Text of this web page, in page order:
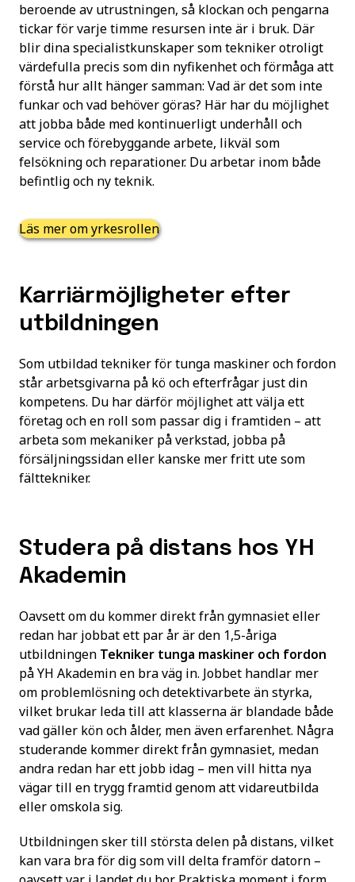
beroende av utrustningen, så klockan och pengarna
tickar för varje timme resursen inte är i bruk. Där
blir dina specialistkunskaper som tekniker otroligt
värdefulla precis som din nyfikenhet och förmåga att
förstå hur allt hänger samman: Vad är det som inte
funkar och vad behöver göras? Här har du möjlighet
att jobba både med kontinuerligt underhåll och
service och förebyggande arbete, likväl som
felsökning och reparationer. Du arbetar inom både
befintlig och ny teknik.
Läs mer om yrkesrollen
Karriärmöjligheter efter
utbildningen
Som utbildad tekniker för tunga maskiner och fordon
står arbetsgivarna på kö och efterfrågar just din
kompetens. Du har därför möjlighet att välja ett
företag och en roll som passar dig i framtiden – att
arbeta som mekaniker på verkstad, jobba på
försäljningssidan eller kanske mer fritt ute som
fälttekniker.
Studera på distans hos YH
Akademin
Oavsett om du kommer direkt från gymnasiet eller
redan har jobbat ett par år är den 1,5-åriga
utbildningen Tekniker tunga maskiner och fordon
på YH Akademin en bra väg in. Jobbet handlar mer
om problemlösning och detektivarbete än styrka,
vilket brukar leda till att klasserna är blandade både
vad gäller kön och ålder, men även erfarenhet. Några
studerande kommer direkt från gymnasiet, medan
andra redan har ett jobb idag – men vill hitta nya
vägar till en trygg framtid genom att vidareutbilda
eller omskola sig.
Utbildningen sker till största delen på distans, vilket
kan vara bra för dig som vill delta framför datorn –